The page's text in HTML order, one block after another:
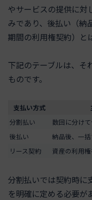
やサービスの提供に対
みであり、後払い（納
期間の利用権契約）と
下記のテーブルは、そ
ものです。
支払い方式
分割払い
数回に分け
後払い
納品後、一
リース契約
資産の利用
分割払いでは契約時に
を明確に定める必要が